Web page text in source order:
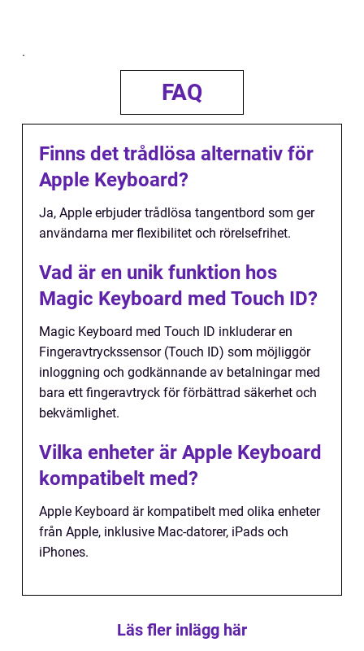
.
FAQ
Finns det trådlösa alternativ för
Apple Keyboard?
Ja, Apple erbjuder trådlösa tangentbord som ger
användarna mer flexibilitet och rörelsefrihet.
Vad är en unik funktion hos
Magic Keyboard med Touch ID?
Magic Keyboard med Touch ID inkluderar en
Fingeravtryckssensor (Touch ID) som möjliggör
inloggning och godkännande av betalningar med
bara ett fingeravtryck för förbättrad säkerhet och
bekvämlighet.
Vilka enheter är Apple Keyboard
kompatibelt med?
Apple Keyboard är kompatibelt med olika enheter
från Apple, inklusive Mac-datorer, iPads och
iPhones.
Läs fler inlägg här